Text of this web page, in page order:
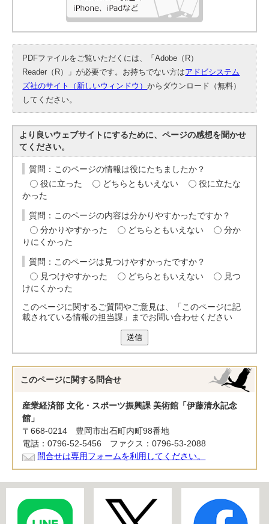
PDFファイルをご覧いただくには、「Adobe（R）
Reader（R）」が必要です。お持ちでない方はアドビシステム
ズ社のサイト（新しいウィンドウ）からダウンロード（無料）
してください。
より良いウェブサイトにするために、ページの感想を聞かせ
てください。
質問：このページの情報は役にたちましたか？
役に立った
どちらともいえない
役に立たな
かった
質問：このページの内容は分かりやすかったですか？
分かりやすかった
どちらともいえない
分か
りにくかった
質問：このページは見つけやすかったですか？
見つけやすかった
どちらともいえない
見つ
けにくかった
このページに関するご質問やご意見は、「このページに記
載されている情報の担当課」までお問い合わせください
送信
このページに関する 問合せ
産業経済部 文化・スポーツ振興課 美術館「伊藤清永記念
館」
〒668-0214 豊岡市出石町内町98番地
電話：0796-52-5456 ファクス：0796-53-2088
問合せは専用フォームを利用してください。